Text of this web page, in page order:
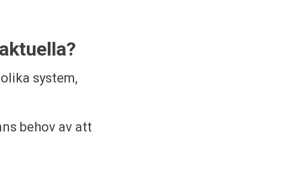
system,
behov av att